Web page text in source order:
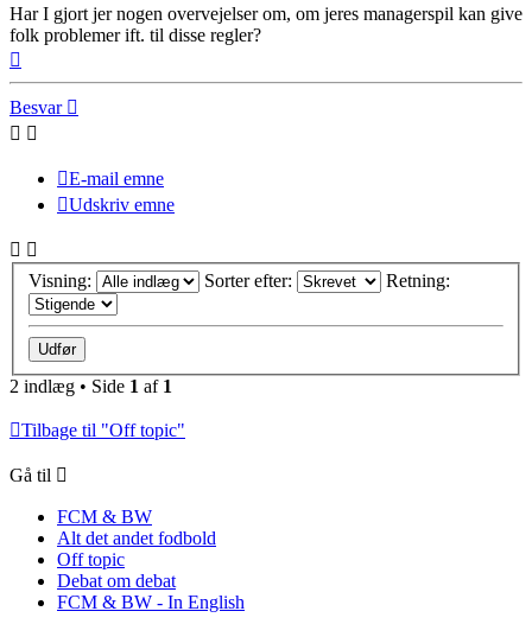
Har I gjort jer nogen overvejelser om, om jeres managerspil kan give
folk problemer ift. til disse regler?
Besvar
E-mail emne
Udskriv emne
Visning: Sorter efter: Retning:
2 indlæg • Side 1 af 1
Tilbage til "Off topic"
Gå til
FCM & BW
Alt det andet fodbold
Off topic
Debat om debat
FCM & BW - In English